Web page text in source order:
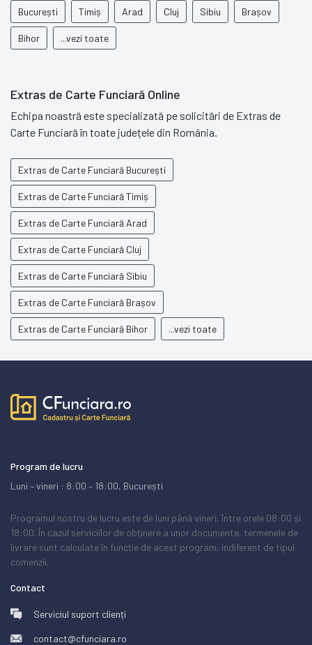
București Timiș Arad Cluj Sibiu Brașov
Bihor ...vezi toate
Extras de Carte Funciară Online
Echipa noastră este specializată pe solicitări de Extras de
Carte Funciară în toate județele din România.
Extras de Carte Funciară București
Extras de Carte Funciară Timiș
Extras de Carte Funciară Arad
Extras de Carte Funciară Cluj
Extras de Carte Funciară Sibiu
Extras de Carte Funciară Brașov
Extras de Carte Funciară Bihor ...vezi toate
Program de lucru
Luni – vineri : 8:00 – 18:00, București
Programul nostru de lucru este de luni până vineri, între orele 08:00 și
18:00. În cazul serviciilor de obținere a unor documente, termenele de
livrare sunt calculate în funcție de acest program, indiferent de tipul
comenzii.
Contact
Serviciul suport clienți
contact@cfunciara.ro